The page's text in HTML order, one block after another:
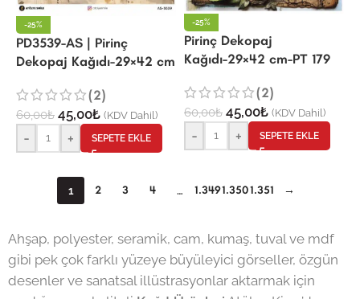
-25%
PD3539-AS | Pirinç
Dekopaj Kağıdı-29×42 cm
(2)
60,00₺ 45,00₺ (KDV Dahil)
- + SEPETE EKLE
-25%
Pirinç Dekopaj
Kağıdı-29×42 cm-PT 179
(2)
60,00₺ 45,00₺ (KDV Dahil)
- + SEPETE EKLE
1 2 3 4 … 1.3491.3501.351 →
Ahşap, polyester, seramik, cam, kumaş, tuval ve mdf
gibi pek çok farklı yüzeye büyüleyici görseller, özgün
desenler ve sanatsal illüstrasyonlar aktarmak için